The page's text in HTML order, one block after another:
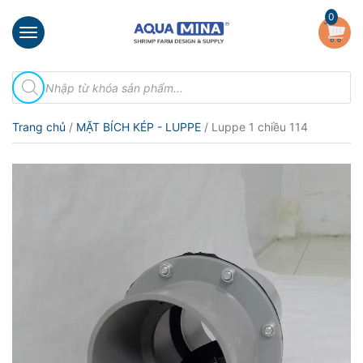
×
chủ
thiệu
Sản
0
Tìm
kiếm
sản
Trang chủ / MẶT BÍCH KÉP - LUPPE / Luppe 1 chiều 114